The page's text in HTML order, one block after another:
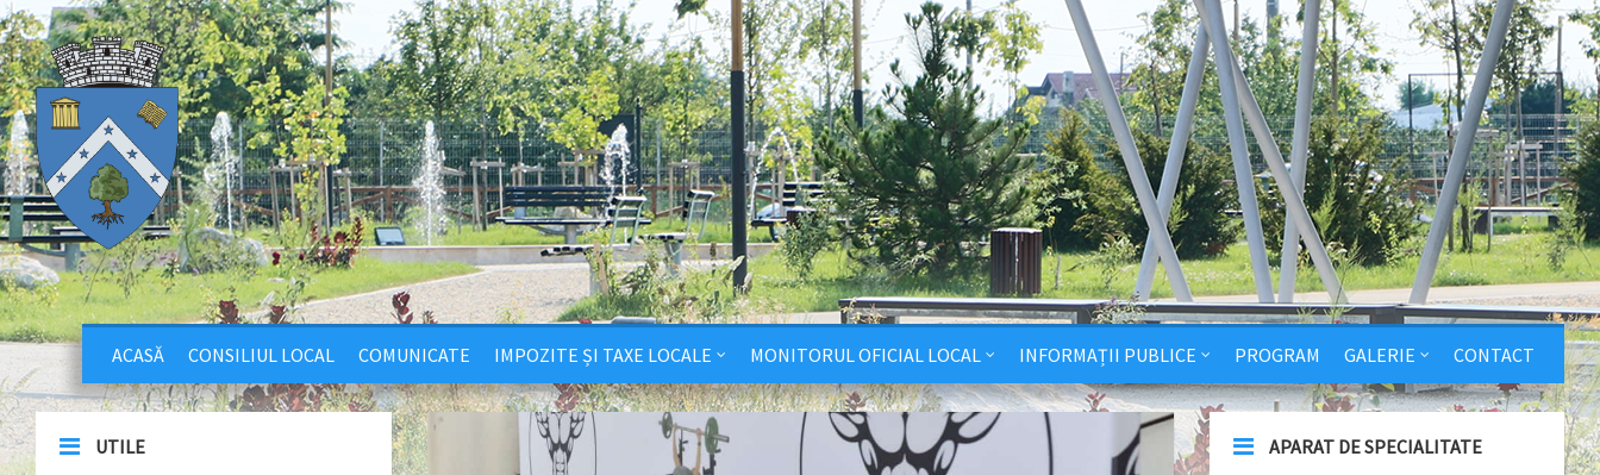
ACASĂ CONSILIUL LOCAL COMUNICATE IMPOZITE ȘI TAXE LOCALE MONITORUL OFICIAL LOCAL INFORMAȚII PUBLICE PROGRAM GALERIE CONTACT
UTILE APARAT DE SPECIALITATE